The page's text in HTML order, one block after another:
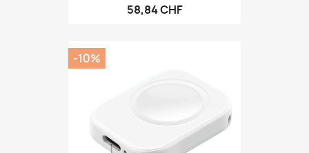
58,84 CHF
-10%